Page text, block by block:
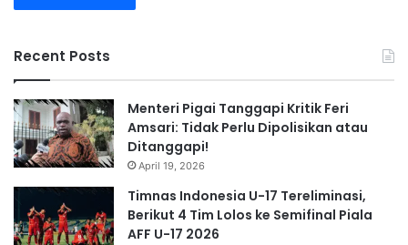
Recent Posts
Menteri Pigai Tanggapi Kritik Feri
Amsari: Tidak Perlu Dipolisikan atau
Ditanggapi!
April 19, 2026
Timnas Indonesia U-17 Tereliminasi,
Berikut 4 Tim Lolos ke Semifinal Piala
AFF U-17 2026